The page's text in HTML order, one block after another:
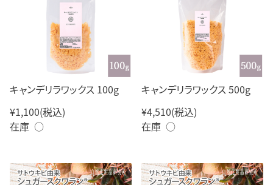
キャンデリラワックス 100g
¥1,100(税込)
在庫 ○
キャンデリラワックス 500g
¥4,510(税込)
在庫 ○